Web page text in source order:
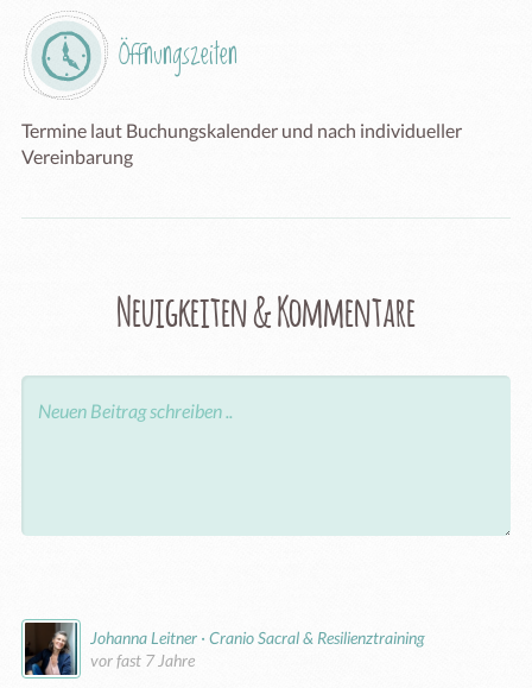
Öffnungszeiten
Termine laut Buchungskalender und nach individueller
Vereinbarung
Neuigkeiten & Kommentare
Johanna Leitner · Cranio Sacral & Resilienztraining
vor fast 7 Jahre